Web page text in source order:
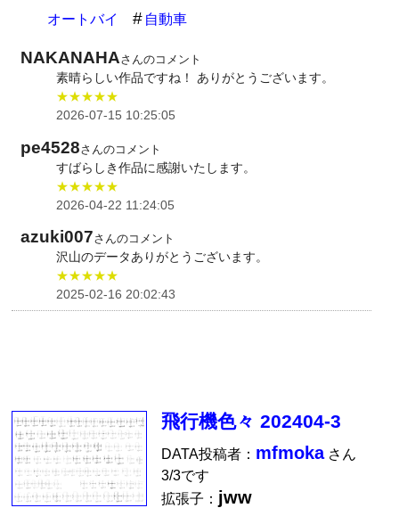
オートバイ 自動車
NAKANAHAさんのコメント
素晴らしい作品ですね！ ありがとうございます。
★★★★★
2026-07-15 10:25:05
pe4528さんのコメント
すばらしき作品に感謝いたします。
★★★★★
2026-04-22 11:24:05
azuki007さんのコメント
沢山のデータありがとうございます。
★★★★★
2025-02-16 20:02:43
飛行機色々 202404-3
DATA投稿者： mfmokaさん
3/3です
拡張子： jww